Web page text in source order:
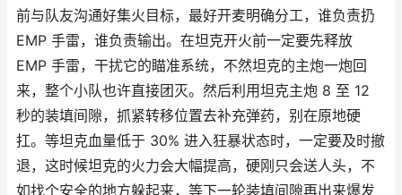
前与队友沟通好集火目标，最好开麦明确分工，谁负责扔
EMP 手雷，谁负责输出。在坦克开火前一定要先释放
EMP 手雷，干扰它的瞄准系统，不然坦克的主炮一炮回
来，整个小队也许直接团灭。然后利用坦克主炮 8 至 12
秒的装填间隙，抓紧转移位置去补充弹药，别在原地硬
扛。等坦克血量低于 30% 进入狂暴状态时，一定要及时撤
退，这时候坦克的火力会大幅提高，硬刚只会送人头，不
如找个安全的地方躲起来，等下一轮装填间隙再出来爆发